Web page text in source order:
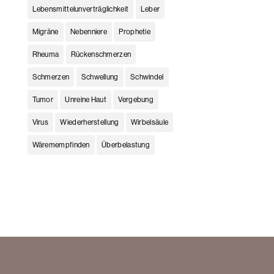
Lebensmittelunverträglichkeit Leber
Migräne Nebenniere Prophetie
Rheuma Rückenschmerzen
Schmerzen Schwellung Schwindel
Tumor Unreine Haut Vergebung
Virus Wiederherstellung Wirbelsäule
Wäremempfinden Überbelastung